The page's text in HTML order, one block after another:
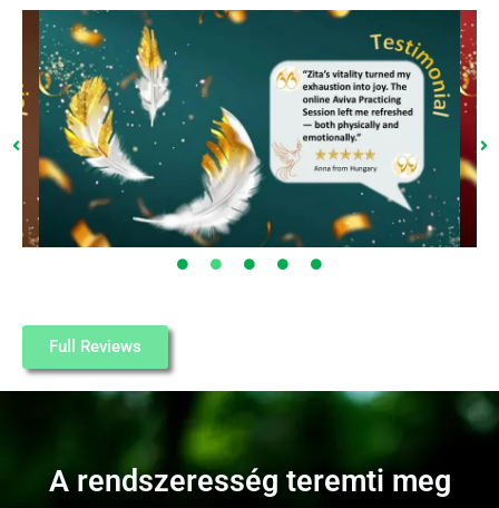
Full Reviews
A rendszeresség teremti meg